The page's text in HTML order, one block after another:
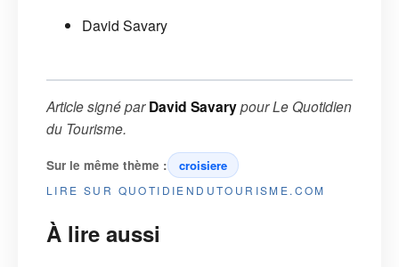
David Savary
Article signé parDavid SavarypourLe Quotidien
du Tourisme.
Sur le même thème : croisiere
LIRE SUR QUOTIDIENDUTOURISME.COM
À lire aussi